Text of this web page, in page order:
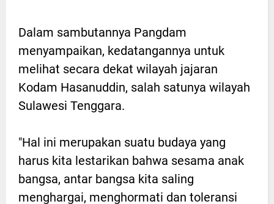
Dalam sambutannya Pangdam
menyampaikan, kedatangannya untuk
melihat secara dekat wilayah jajaran
Kodam Hasanuddin, salah satunya wilayah
Sulawesi Tenggara.
"Hal ini merupakan suatu budaya yang
harus kita lestarikan bahwa sesama anak
bangsa, antar bangsa kita saling
menghargai, menghormati dan toleransi